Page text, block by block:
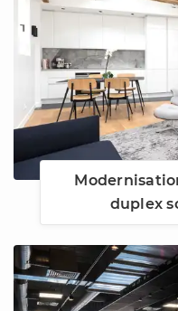
duplex